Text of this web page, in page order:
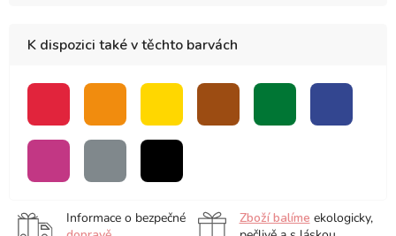
K dispozici také v těchto barvách
Informace o bezpečné
Zboží balíme ekologicky,